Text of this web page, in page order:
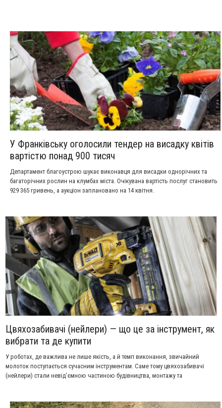
У Франківську оголосили тендер на висадку квітів
вартістю понад 900 тисяч
Департамент благоустрою шукає виконавця для висадки однорічних та
багаторічних рослин на клумбах міста. Очікувана вартість послуг становить
929 365 гривень, а аукціон заплановано на 14 квітня.
Цвяхозабивачі (нейлери) — що це за інструмент, як
вибрати та де купити
У роботах, де важлива не лише якість, а й темп виконання, звичайний
молоток поступається сучасним інструментам. Саме тому цвяхозабивачі
(нейлери) стали невід’ємною частиною будівництва, монтажу та
зусиль.